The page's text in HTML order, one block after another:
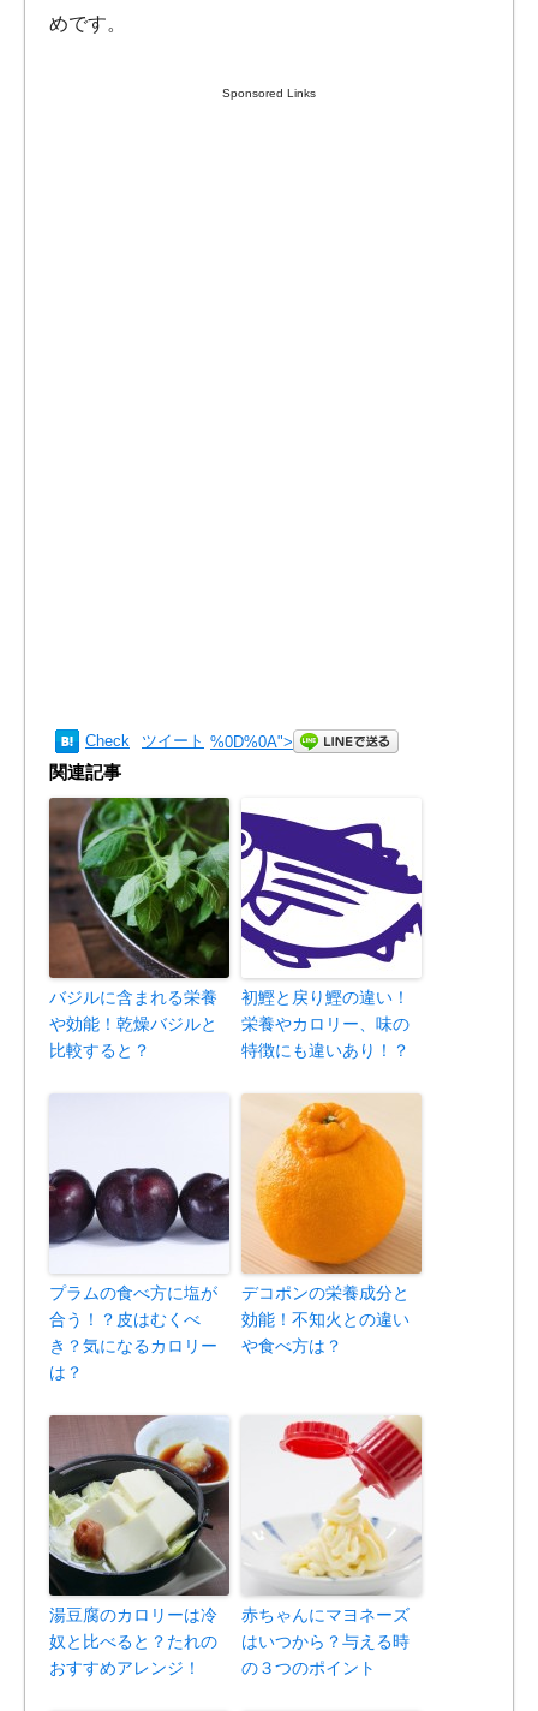
めです。
Sponsored Links
Check ツイート %0D%0A">
関連記事
バジルに含まれる栄養
や効能！乾燥バジルと
比較すると？
初鰹と戻り鰹の違い！
栄養やカロリー、味の
特徴にも違いあり！？
プラムの食べ方に塩が
合う！？皮はむくべ
き？気になるカロリー
は？
デコポンの栄養成分と
効能！不知火との違い
や食べ方は？
湯豆腐のカロリーは冷
奴と比べると？たれの
おすすめアレンジ！
赤ちゃんにマヨネーズ
はいつから？与える時
の３つのポイント